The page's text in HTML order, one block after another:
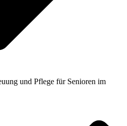
und Pflege für Senioren im